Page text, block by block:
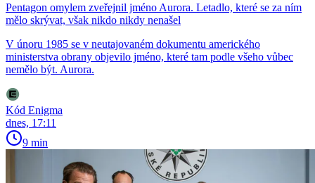
Pentagon omylem zveřejnil jméno Aurora. Letadlo, které se za ním
mělo skrývat, však nikdo nikdy nenašel
V únoru 1985 se v neutajovaném dokumentu amerického
ministerstva obrany objevilo jméno, které tam podle všeho vůbec
nemělo být. Aurora.
Kód Enigma
dnes, 17:11
9 min